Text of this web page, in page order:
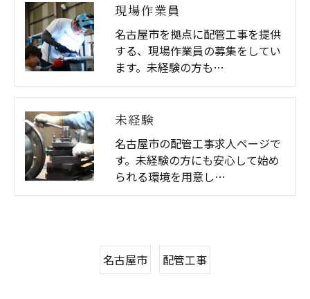
現場作業員
名古屋市を拠点に配管工事を提供
する、現場作業員の募集をしてい
ます。未経験の方も…
未経験
名古屋市の配管工事求人ページで
す。未経験の方にも安心して始め
られる環境を用意し…
名古屋市 配管工事